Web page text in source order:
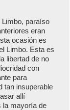
Limbo, paraíso
eran
ocasión es
Limbo. Esta es
libertad de no
con
para
tan insuperable
allí
la mayoría de